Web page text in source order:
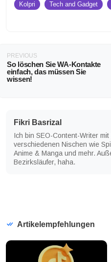
Kolpri Tech and Gadget
PREVIOUS
So löschen Sie WA-Kontakte
einfach, das müssen Sie
wissen!
Fikri Basrizal
Ich bin SEO-Content-Writer mit
verschiedenen Nischen wie
Anime & Manga und mehr.
Bezirksläufer, haha.
Artikelempfehlungen